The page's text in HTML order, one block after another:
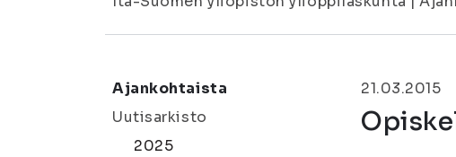
Ajankohtaista
Uutisarkisto
2025
21.03.2015